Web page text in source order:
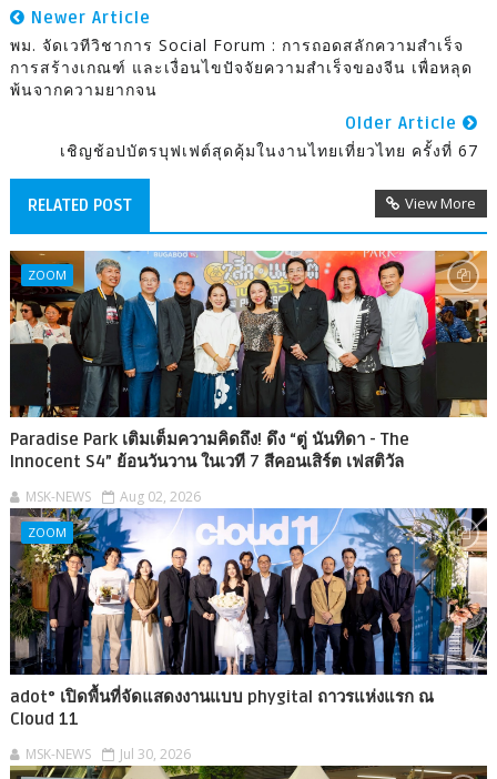
Newer Article
พม. จัดเวทีวิชาการ Social Forum : การถอดสลักความสำเร็จ
การสร้างเกณฑ์ และเงื่อนไขปัจจัยความสำเร็จของจีน เพื่อหลุด
พ้นจากความยากจน
Older Article
เชิญช้อปบัตรบุฟเฟต์สุดคุ้มในงานไทยเที่ยวไทย ครั้งที่ 67
RELATED POST View More
ZOOM
Paradise Park เติมเต็มความคิดถึง! ดึง “ตู่ นันทิดา - The
Innocent S4” ย้อนวันวาน ในเวที 7 สีคอนเสิร์ต เฟสติวัล
MSK-NEWS Aug 02, 2026
ZOOM
adot° เปิดพื้นที่จัดแสดงงานแบบ phygital ถาวรแห่งแรก ณ
Cloud 11
MSK-NEWS Jul 30, 2026